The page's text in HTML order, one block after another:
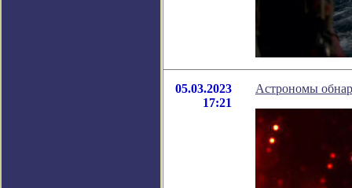
05.03.2023
17:21
Астрономы